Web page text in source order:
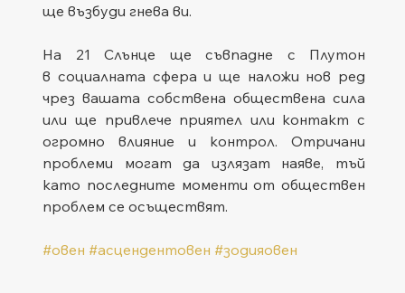
ще възбуди гнева ви.
На 21 Слънце ще съвпадне с Плутон
в социалната сфера и ще наложи нов ред
чрез вашата собствена обществена сила
или ще привлече приятел или контакт с
огромно влияние и контрол. Отричани
проблеми могат да излязат наяве, тъй
като последните моменти от обществен
проблем се осъществят.
#овен #асцендентовен #зодияовен